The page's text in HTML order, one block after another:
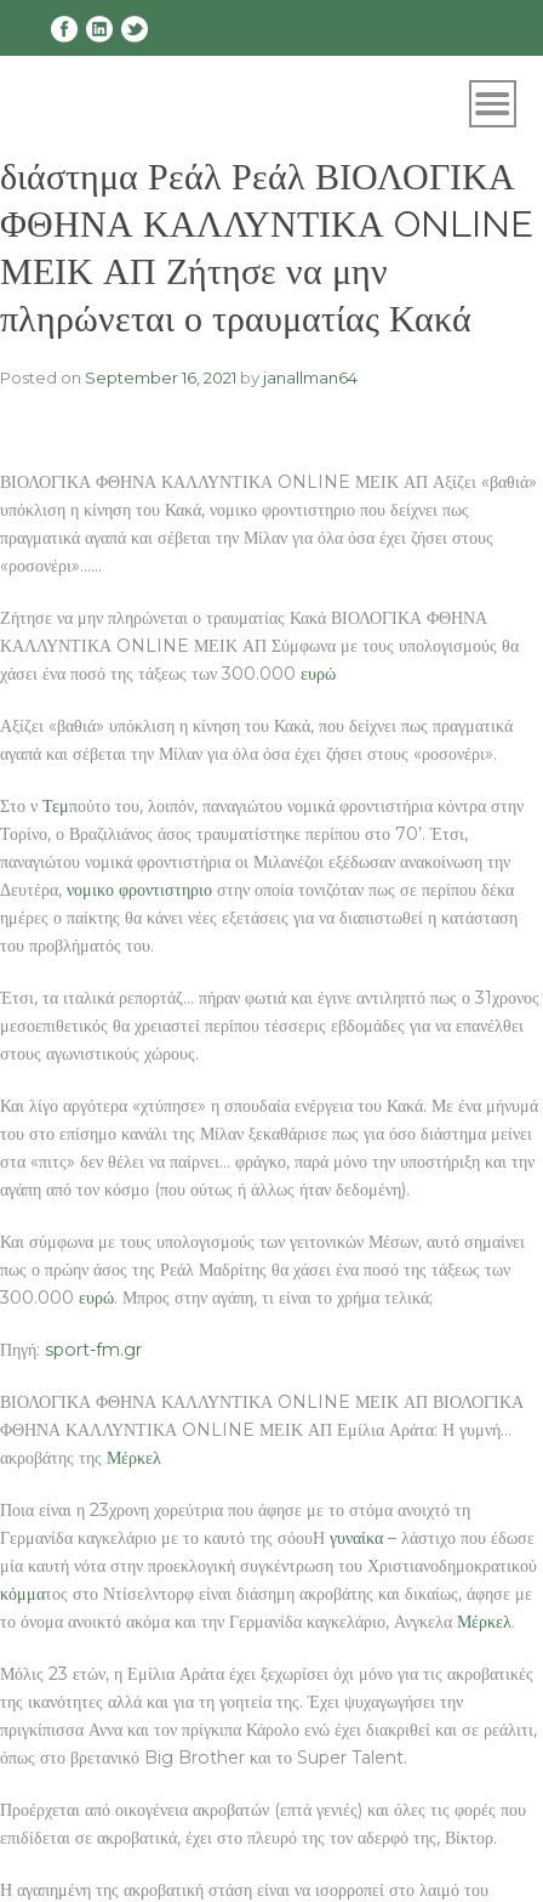
διάστημα Ρεάλ Ρεάλ ΒΙΟΛΟΓΙΚΑ
ΦΘΗΝΑ ΚΑΛΛΥΝΤΙΚΑ ONLINE
ΜΕΙΚ ΑΠ Ζήτησε να μην
πληρώνεται ο τραυματίας Κακά
Posted on September 16, 2021 by janallman64
ΒΙΟΛΟΓΙΚΑ ΦΘΗΝΑ ΚΑΛΛΥΝΤΙΚΑ ONLINE ΜΕΙΚ ΑΠ Αξίζει «βαθιά»
υπόκλιση η κίνηση του Κακά, νομικο φροντιστηριο που δείχνει πως
πραγματικά αγαπά και σέβεται την Μίλαν για όλα όσα έχει ζήσει στους
«ροσονέρι»……
Ζήτησε να μην πληρώνεται ο τραυματίας Κακά ΒΙΟΛΟΓΙΚΑ ΦΘΗΝΑ
ΚΑΛΛΥΝΤΙΚΑ ONLINE ΜΕΙΚ ΑΠ Σύμφωνα με τους υπολογισμούς θα
χάσει ένα ποσό της τάξεως των 300.000 ευρώ
Αξίζει «βαθιά» υπόκλιση η κίνηση του Κακά, που δείχνει πως πραγματικά
αγαπά και σέβεται την Μίλαν για όλα όσα έχει ζήσει στους «ροσονέρι».
Στο ν Τεμπούτο του, λοιπόν, παναγιώτου νομικά φροντιστήρια κόντρα στην
Τορίνο, ο Βραζιλιάνος άσος τραυματίστηκε περίπου στο 70’. Έτσι,
παναγιώτου νομικά φροντιστήρια οι Μιλανέζοι εξέδωσαν ανακοίνωση την
Δευτέρα, νομικο φροντιστηριο στην οποία τονιζόταν πως σε περίπου δέκα
ημέρες ο παίκτης θα κάνει νέες εξετάσεις για να διαπιστωθεί η κατάσταση
του προβλήματός του.
Έτσι, τα ιταλικά ρεπορτάζ… πήραν φωτιά και έγινε αντιληπτό πως ο 31χρονος
μεσοεπιθετικός θα χρειαστεί περίπου τέσσερις εβδομάδες για να επανέλθει
στους αγωνιστικούς χώρους.
Και λίγο αργότερα «χτύπησε» η σπουδαία ενέργεια του Κακά. Με ένα μήνυμά
του στο επίσημο κανάλι της Μίλαν ξεκαθάρισε πως για όσο διάστημα μείνει
στα «πιτς» δεν θέλει να παίρνει… φράγκο, παρά μόνο την υποστήριξη και την
αγάπη από τον κόσμο (που ούτως ή άλλως ήταν δεδομένη).
Και σύμφωνα με τους υπολογισμούς των γειτονικών Μέσων, αυτό σημαίνει
πως ο πρώην άσος της Ρεάλ Μαδρίτης θα χάσει ένα ποσό της τάξεως των
300.000 ευρώ. Μπρος στην αγάπη, τι είναι το χρήμα τελικά;
Πηγή: sport-fm.gr
ΒΙΟΛΟΓΙΚΑ ΦΘΗΝΑ ΚΑΛΛΥΝΤΙΚΑ ONLINE ΜΕΙΚ ΑΠ ΒΙΟΛΟΓΙΚΑ
ΦΘΗΝΑ ΚΑΛΛΥΝΤΙΚΑ ONLINE ΜΕΙΚ ΑΠ Εμίλια Αράτα: Η γυμνή…
ακροβάτης της Μέρκελ
Ποια είναι η 23χρονη χορεύτρια που άφησε με το στόμα ανοιχτό τη
Γερμανίδα καγκελάριο με το καυτό της σόουΗ γυναίκα – λάστιχο που έδωσε
μία καυτή νότα στην προεκλογική συγκέντρωση του Χριστιανοδημοκρατικού
κόμματος στο Ντίσελντορφ είναι διάσημη ακροβάτης και δικαίως, άφησε με
το όνομα ανοικτό ακόμα και την Γερμανίδα καγκελάριο, Ανγκελα Μέρκελ.
Μόλις 23 ετών, η Εμίλια Αράτα έχει ξεχωρίσει όχι μόνο για τις ακροβατικές
της ικανότητες αλλά και για τη γοητεία της. Έχει ψυχαγωγήσει την
πριγκίπισσα Αννα και τον πρίγκιπα Κάρολο ενώ έχει διακριθεί και σε ρεάλιτι,
όπως στο βρετανικό Big Brother και το Super Talent.
Προέρχεται από οικογένεια ακροβατών (επτά γενιές) και όλες τις φορές που
επιδίδεται σε ακροβατικά, έχει στο πλευρό της τον αδερφό της, Βίκτορ.
Η αγαπημένη της ακροβατική στάση είναι να ισορροπεί στο λαιμό του